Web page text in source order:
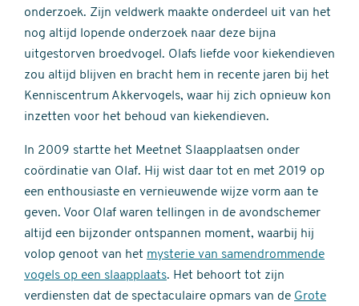
onderzoek. Zijn veldwerk maakte onderdeel uit van het
nog altijd lopende onderzoek naar deze bijna
uitgestorven broedvogel. Olafs liefde voor kiekendieven
zou altijd blijven en bracht hem in recente jaren bij het
Kenniscentrum Akkervogels, waar hij zich opnieuw kon
inzetten voor het behoud van kiekendieven.
In 2009 startte het Meetnet Slaapplaatsen onder
coördinatie van Olaf. Hij wist daar tot en met 2019 op
een enthousiaste en vernieuwende wijze vorm aan te
geven. Voor Olaf waren tellingen in de avondschemer
altijd een bijzonder ontspannen moment, waarbij hij
volop genoot van het mysterie van samendrommende
vogels op een slaapplaats. Het behoort tot zijn
verdiensten dat de spectaculaire opmars van de Grote